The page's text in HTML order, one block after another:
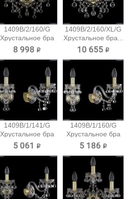
1409B/2/160/G
Хрустальное бра
Bohemia...
8 998 ₽
1409B/2/160/XL/G
Хрустальное бра...
10 655 ₽
1409B/1/141/G
Хрустальное бра
Bohemia...
5 061 ₽
1409B/1/160/G
Хрустальное бра
Bohemia...
5 186 ₽